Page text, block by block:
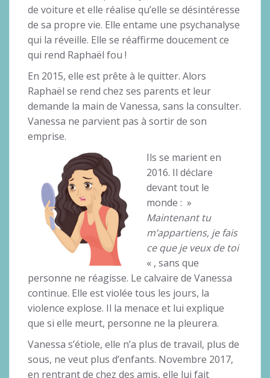
de voiture et elle réalise qu’elle se désintéresse
de sa propre vie. Elle entame une psychanalyse
qui la réveille. Elle se réaffirme doucement ce
qui rend Raphaël fou !
En 2015, elle est prête à le quitter. Alors
Raphaël se rend chez ses parents et leur
demande la main de Vanessa, sans la consulter.
Vanessa ne parvient pas à sortir de son
emprise.
Ils se marient en
2016. Il déclare
devant tout le
monde : »
Maintenant tu
m’appartiens, je fais
ce que je veux de toi
« , sans que
personne ne réagisse. Le calvaire de Vanessa
continue. Elle est violée tous les jours, la
violence explose. Il la menace et lui explique
que si elle meurt, personne ne la pleurera.
Vanessa s’étiole, elle n’a plus de travail, plus de
sous, ne veut plus d’enfants. Novembre 2017,
en rentrant de chez des amis, elle lui fait